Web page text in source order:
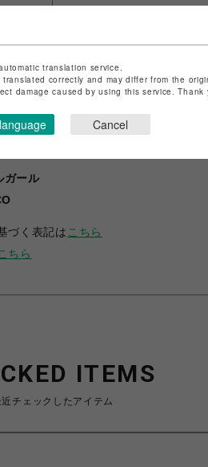
ガール
づく表記は こちら
こちら
ITEMS
近チェックしたアイテム
translation service.
correctly and may differ from the
damage caused by using this service.
Cancel